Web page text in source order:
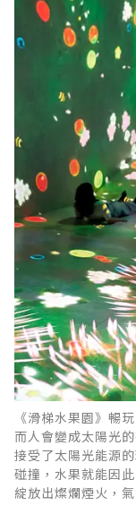
《滑梯水果園》暢
而人會變成太陽光
接受了太陽光能源
碰撞，水果就能因
綻放出燦爛煙火，